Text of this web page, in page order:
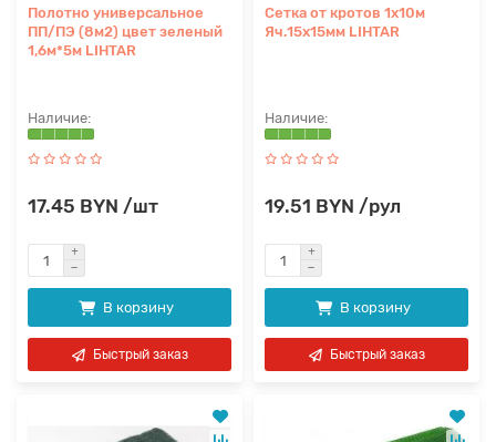
Полотно универсальное
ПП/ПЭ (8м2) цвет зеленый
1,6м*5м LIHTAR
17.45 BYN /шт
В корзину
Быстрый заказ
Сетка от кротов 1x10м
Яч.15х15мм LIHTAR
19.51 BYN /рул
В корзину
Быстрый заказ